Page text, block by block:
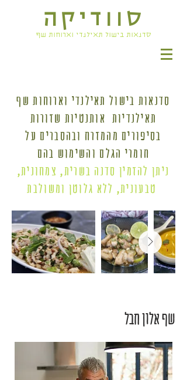
סוודיקה
סדנאות בישול תאילנדי וארוחות שף
סדנאות בישול תאילנדי וארוחות שף
תאילנדיות אותנטיות שזורות
בסיפורים מהמזרח ובהסברים על
חומרי הגלם והשימוש בהם
ניתן להזמין סדנה בשרית, צמחונית,
שף אלון חבל